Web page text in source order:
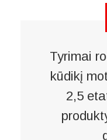
Tyrimai
kūdikį
2,5